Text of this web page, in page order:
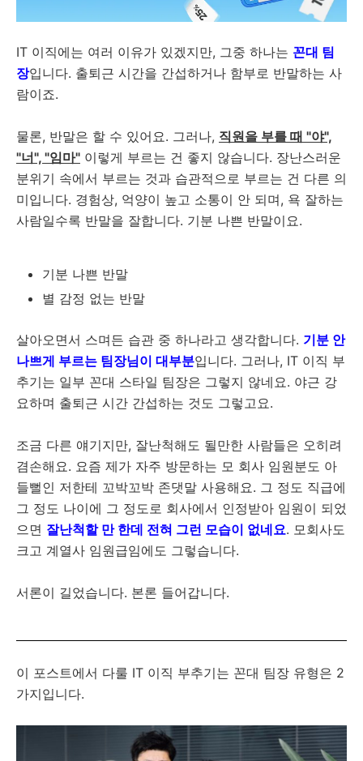
IT 이직에는 여러 이유가 있겠지만, 그중 하나는 꼰대 팀
장입니다. 출퇴근 시간을 간섭하거나 함부로 반말하는 사
람이죠.
물론, 반말은 할 수 있어요. 그러나, 직원을 부를 때 "야",
"너", "임마" 이렇게 부르는 건 좋지 않습니다. 장난스러운
분위기 속에서 부르는 것과 습관적으로 부르는 건 다른 의
미입니다. 경험상, 억양이 높고 소통이 안 되며, 욕 잘하는
사람일수록 반말을 잘합니다. 기분 나쁜 반말이요.
기분 나쁜 반말
별 감정 없는 반말
살아오면서 스며든 습관 중 하나라고 생각합니다. 기분 안
나쁘게 부르는 팀장님이 대부분입니다. 그러나, IT 이직 부
추기는 일부 꼰대 스타일 팀장은 그렇지 않네요. 야근 강
요하며 출퇴근 시간 간섭하는 것도 그렇고요.
조금 다른 얘기지만, 잘난척해도 될만한 사람들은 오히려
겸손해요. 요즘 제가 자주 방문하는 모 회사 임원분도 아
들뻘인 저한테 꼬박꼬박 존댓말 사용해요. 그 정도 직급에
그 정도 나이에 그 정도로 회사에서 인정받아 임원이 되었
으면 잘난척할 만 한데 전혀 그런 모습이 없네요. 모회사도
크고 계열사 임원급임에도 그렇습니다.
서론이 길었습니다. 본론 들어갑니다.
이 포스트에서 다룰 IT 이직 부추기는 꼰대 팀장 유형은 2
가지입니다.